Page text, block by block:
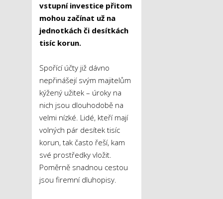
vstupní investice přitom
mohou začínat už na
jednotkách či desítkách
tisíc korun.
Spořící účty již dávno
nepřinášejí svým majitelům
kýžený užitek – úroky na
nich jsou dlouhodobě na
velmi nízké. Lidé, kteří mají
volných pár desítek tisíc
korun, tak často řeší, kam
své prostředky vložit.
Poměrně snadnou cestou
jsou firemní dluhopisy.